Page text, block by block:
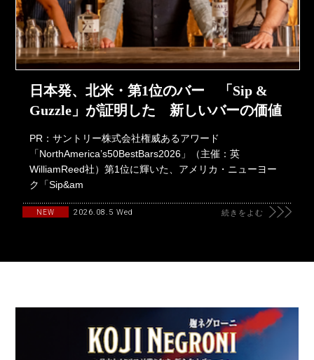
日本発、北米・第1位のバー 「Sip &
Guzzle」が証明した 新しいバーの価値
PR：サントリー株式会社権威あるアワード
「NorthAmerica’s50BestBars2026」（主催：英
WilliamReed社）第1位に輝いた、アメリカ・ニューヨー
ク「Sip&am
NEW 2026.08.5 Wed 続きをよむ